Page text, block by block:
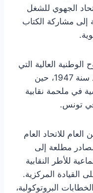
الجهوي للشغل
إلى مشاركة الكتاب
العالية التي
جمعت الشغّالين في صفاقس منذ سنة 1947، حين
في ملحمة نقابية
في تونس.
للاتحاد العام
مطلعة إلى
للأطر النقابية
القيادة المركزية.
البروتوكولية،